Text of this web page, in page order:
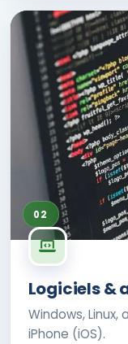
02
Logiciels &
Windows,
iPhone (iOS).